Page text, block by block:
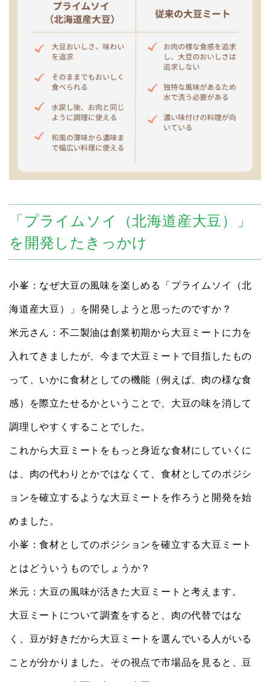
「プライムソイ（北海道産大豆）」
を開発したきっかけ
小峯：なぜ大豆の風味を楽しめる「プライムソイ（北
海道産大豆）」を開発しようと思ったのですか？
米元さん：不二製油は創業初期から大豆ミートに力を
入れてきましたが、今まで大豆ミートで目指したもの
って、いかに食材としての機能（例えば、肉の様な食
感）を際立たせるかということで、大豆の味を消して
調理しやすくすることでした。
これから大豆ミートをもっと身近な食材にしていくに
は、肉の代わりとかではなくて、食材としてのポジシ
ョンを確立するような大豆ミートを作ろうと開発を始
めました。
小峯：食材としてのポジションを確立する大豆ミート
とはどういうものでしょうか？
米元：大豆の風味が活きた大豆ミートと考えます。
大豆ミートについて調査をすると、肉の代替ではな
く、豆が好きだから大豆ミートを選んでいる人がいる
ことが分かりました。その視点で市場品を見ると、豆